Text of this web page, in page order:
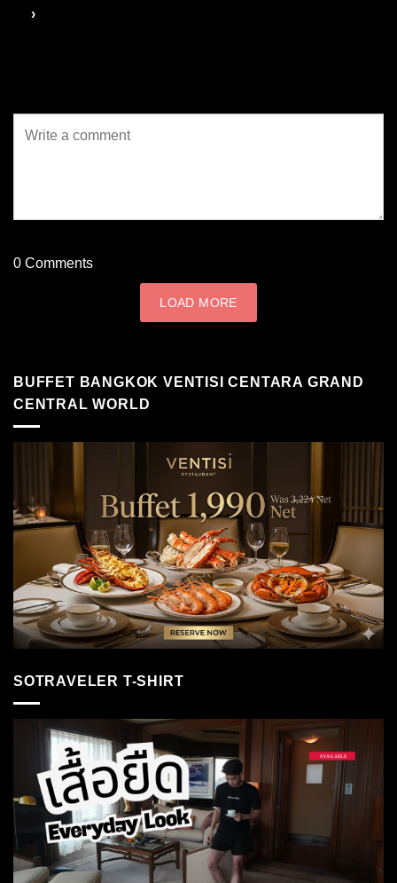
0 Comments
LOAD MORE
BUFFET BANGKOK VENTISI CENTARA GRAND
CENTRAL WORLD
SOTRAVELER T-SHIRT